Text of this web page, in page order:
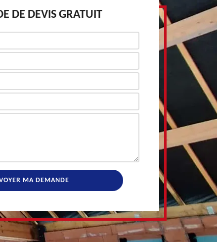
DE DEVIS GRATUIT